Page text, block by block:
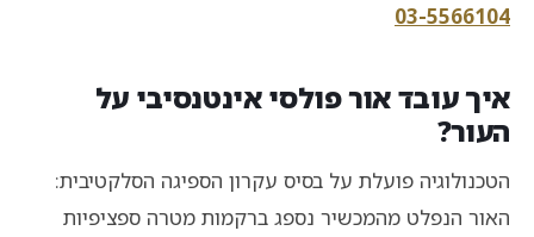
03-5566104
איך עובד אור פולסי אינטנסיבי על
העור?
הטכנולוגיה פועלת על בסיס עקרון הספיגה הסלקטיבית:
האור הנפלט מהמכשיר נספג ברקמות מטרה ספציפיות